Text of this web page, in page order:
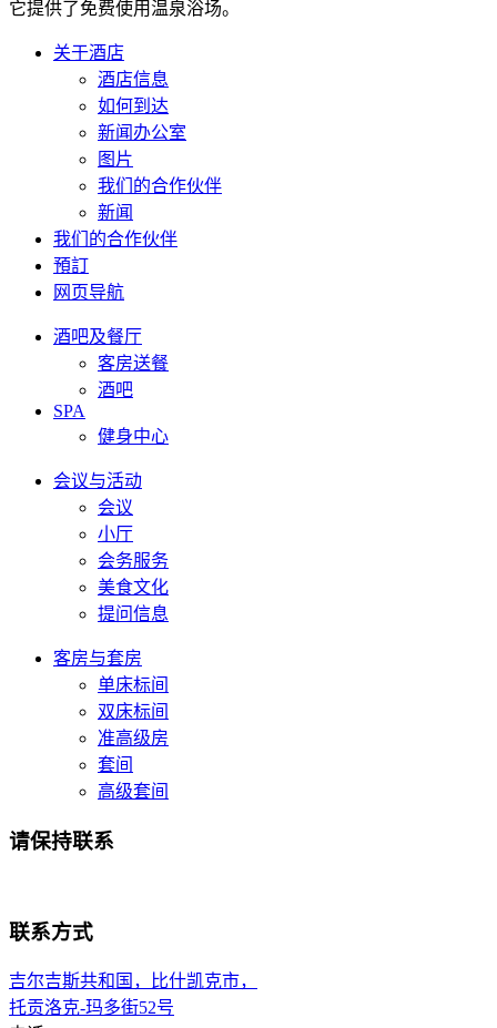
它提供了免费使用温泉浴场。
关于酒店
酒店信息
如何到达
新闻办公室
图片
我们的合作伙伴
新闻
我们的合作伙伴
預訂
网页导航
酒吧及餐厅
客房送餐
酒吧
SPA
健身中心
会议与活动
会议
小厅
会务服务
美食文化
提问信息
客房与套房
单床标间
双床标间
准高级房
套间
高级套间
请保持联系
联系方式
吉尔吉斯共和国，比什凯克市，
托贡洛克-玛多街52号